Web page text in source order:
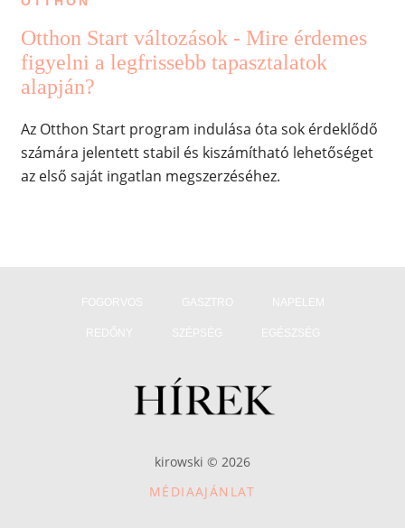
Otthon Start változások - Mire érdemes
figyelni a legfrissebb tapasztalatok
alapján?
Az Otthon Start program indulása óta sok érdeklődő
számára jelentett stabil és kiszámítható lehetőséget
az első saját ingatlan megszerzéséhez.
kirowski © 2026
MÉDIAAJÁNLAT